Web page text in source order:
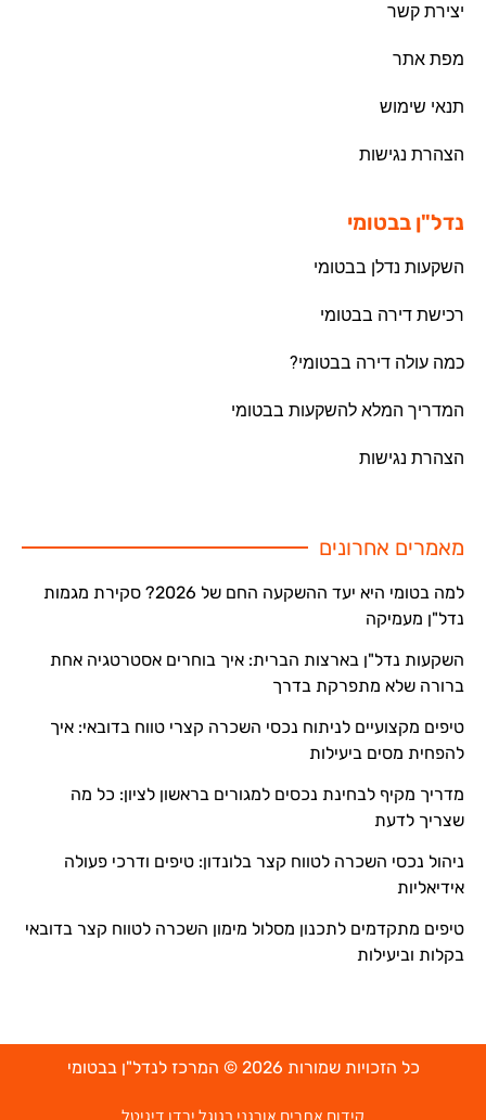
יצירת קשר
מפת אתר
תנאי שימוש
הצהרת נגישות
נדל"ן בבטומי
השקעות נדלן בבטומי
רכישת דירה בבטומי
כמה עולה דירה בבטומי?
המדריך המלא להשקעות בבטומי
הצהרת נגישות
מאמרים אחרונים
למה בטומי היא יעד ההשקעה החם של 2026? סקירת מגמות
נדל"ן מעמיקה
השקעות נדל"ן בארצות הברית: איך בוחרים אסטרטגיה אחת
ברורה שלא מתפרקת בדרך
טיפים מקצועיים לניתוח נכסי השכרה קצרי טווח בדובאי: איך
להפחית מסים ביעילות
מדריך מקיף לבחינת נכסים למגורים בראשון לציון: כל מה
שצריך לדעת
ניהול נכסי השכרה לטווח קצר בלונדון: טיפים ודרכי פעולה
אידיאליות
טיפים מתקדמים לתכנון מסלול מימון השכרה לטווח קצר בדובאי
בקלות וביעילות
כל הזכויות שמורות 2026 © המרכז לנדל"ן בבטומי